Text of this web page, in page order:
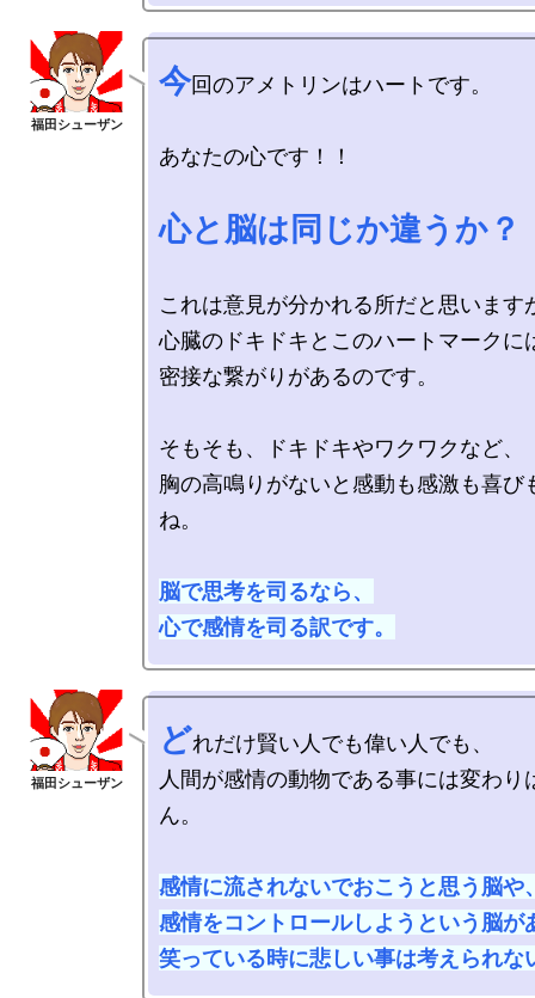
今回のアメトリンはハートです。
あなたの心です！！
心と脳は同じか違うか？
これは意見が分かれる所だと思います
心臓のドキドキとこのハートマークに
密接な繋がりがあるのです。
そもそも、ドキドキやワクワクなど、
胸の高鳴りがないと感動も感激も喜び
ね。
脳で思考を司るなら、
心で感情を司る訳です。
どれだけ賢い人でも偉い人でも、
人間が感情の動物である事には変わり
ん。
感情に流されないでおこうと思う脳や
感情をコントロールしようという脳が
笑っている時に悲しい事は考えられな